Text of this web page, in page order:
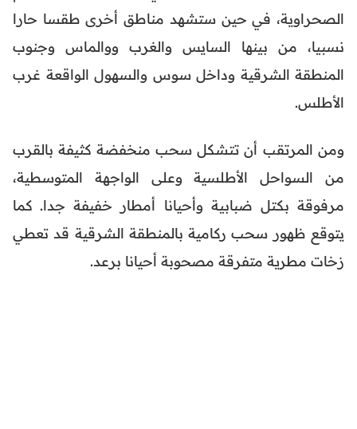
الصحراوية، في حين ستشهد مناطق أخرى طقسا حارا
نسبيا، من بينها السايس والغرب ووالماس وجنوب
المنطقة الشرقية وداخل سوس والسهول الواقعة غرب
الأطلس.
ومن المرتقب أن تتشكل سحب منخفضة كثيفة بالقرب
من السواحل الأطلسية وعلى الواجهة المتوسطية،
مرفوقة بكتل ضبابية وأحيانا أمطار خفيفة جدا. كما
يتوقع ظهور سحب ركامية بالمنطقة الشرقية قد تعطي
زخات مطرية متفرقة مصحوبة أحيانا برعد.